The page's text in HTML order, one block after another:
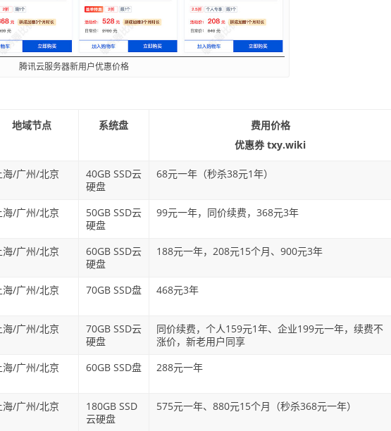
腾讯云服务器新用户优惠价格
地域节点 系统盘
费用价格
优惠券 txy.wiki
海/广州/北京
40GB SSD云
硬盘
68元一年（秒杀38元1年）
海/广州/北京
50GB SSD云
硬盘
99元一年，同价续费，368元3年
海/广州/北京
60GB SSD云
硬盘
188元一年，208元15个月、900元3年
海/广州/北京 70GB SSD盘 468元3年
海/广州/北京
70GB SSD云
硬盘
同价续费，个人159元1年、企业199元一年，续费不
涨价，新老用户同享
海/广州/北京 60GB SSD盘 288元一年
海/广州/北京
180GB SSD
云硬盘
575元一年、880元15个月（秒杀368元一年）